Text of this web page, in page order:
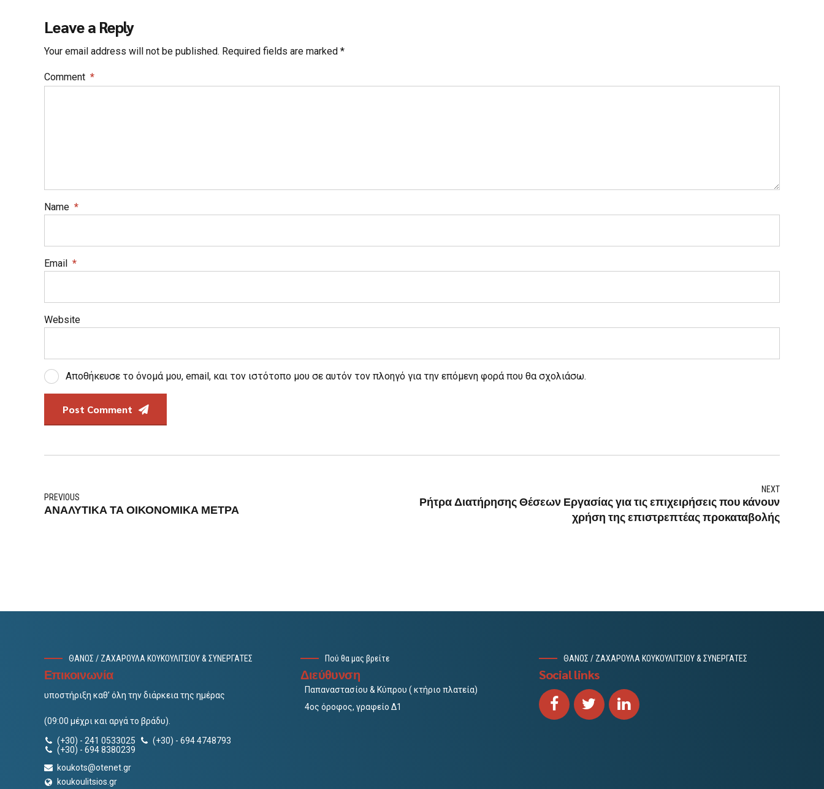
Leave a Reply
Your email address will not be published. Required fields are marked *
Comment *
Name *
Email *
Website
Αποθήκευσε το όνομά μου, email, και τον ιστότοπο μου σε αυτόν τον πλοηγό για την επόμενη φορά που θα σχολιάσω.
Post Comment
PREVIOUS
ΑΝΑΛΥΤΙΚΑ ΤΑ ΟΙΚΟΝΟΜΙΚΑ ΜΕΤΡΑ
NEXT
Ρήτρα Διατήρησης Θέσεων Εργασίας για τις επιχειρήσεις που κάνουν
χρήση της επιστρεπτέας προκαταβολής
ΘΑΝΟΣ / ΖΑΧΑΡΟΥΛΑ ΚΟΥΚΟΥΛΙΤΣΙΟΥ & ΣΥΝΕΡΓΑΤΕΣ
Επικοινωνία
υποστήριξη καθ’ όλη την διάρκεια της ημέρας
(09:00 μέχρι και αργά το βράδυ).
(+30) - 241 0533025
(+30) - 694 4748793
(+30) - 694 8380239
koukots@otenet.gr
koukoulitsios.gr
Πού θα μας βρείτε
Διεύθυνση
Παπαναστασίου & Κύπρου ( κτήριο πλατεία)
4ος όροφος, γραφείο Δ1
ΘΑΝΟΣ / ΖΑΧΑΡΟΥΛΑ ΚΟΥΚΟΥΛΙΤΣΙΟΥ & ΣΥΝΕΡΓΑΤΕΣ
Social links